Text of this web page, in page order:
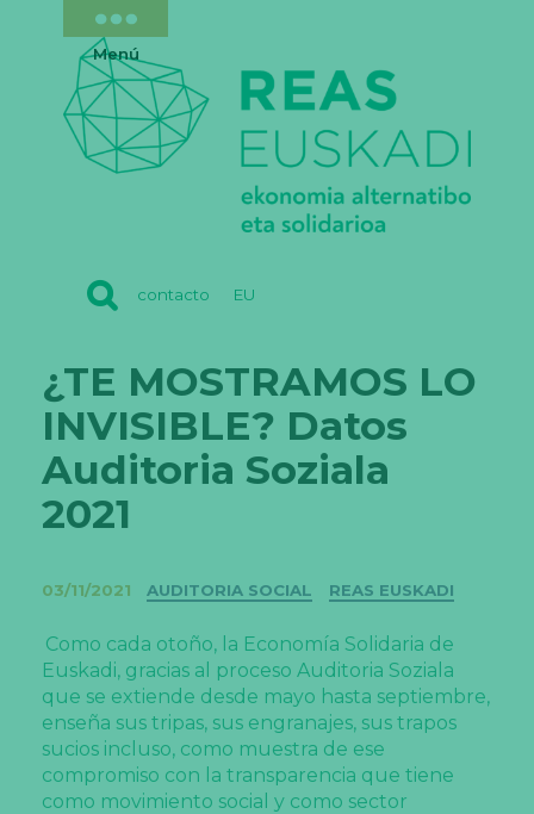
contacto EU
Menú
¿TE MOSTRAMOS LO
INVISIBLE? Datos
Auditoria Soziala
2021
03/11/2021 Categorías
AUDITORIA SOCIAL REAS EUSKADI
Como cada otoño, la Economía Solidaria de
Euskadi, gracias al proceso Auditoria Soziala
que se extiende desde mayo hasta septiembre,
enseña sus tripas, sus engranajes, sus trapos
sucios incluso, como muestra de ese
compromiso con la transparencia que tiene
como movimiento social y como sector